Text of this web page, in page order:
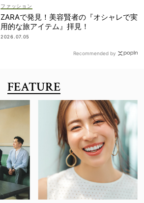
ファッション
ZARAで発見！美容賢者の『オシャレで実
用的な旅アイテム』拝見！
2026.07.05
Recommended by
FEATURE